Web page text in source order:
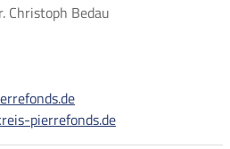
Christoph Bedau
rr f ndsd
pierrefonds.de